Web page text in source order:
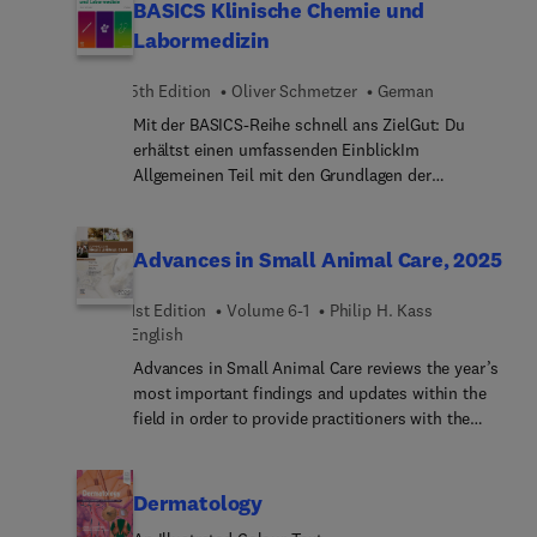
monitor adherence to the gluten-free diet, celiac
sensitivity, and more.
BASICS Klinische Chemie und
Labormedizin
5th Edition Oliver Schmetzer
German
Mit der BASICS-Reihe schnell ans ZielGut: Du
erhältst einen umfassenden EinblickIm
Allgemeinen Teil mit den Grundlagen der
rechtliche Bestimmungen und adäquatem
Nachuntersuchen.Der Spezielle Teil führt durch die
Laborparameter, erklärt deren Interpretation und
geht neben Abweichungen vom Normalwert auch
auf mögliche Fehlerquellen ein.Besser:
Fallbeispiele zum besseren Verständnis der
Zusammenhänge und Vorbereitung für die nächste
Prüfung: alle wichtigen IMPP-Inhalte sind
Abbildungen und die beliebte
Zusammenfassung.BASI... Wesentliche zum
Advances in Small Animal Care, 2025
1st Edition Volume 6-1
Philip H. Kass
English
Advances in Small Animal Care reviews the year’s
most important findings and updates within the
field in order to provide practitioners with the
identifies key areas of major progress and
controversy and invites preeminent specialists to
Dermatology